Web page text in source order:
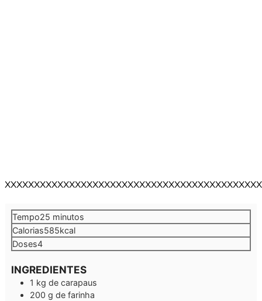
Tempo25 minutos
minutos
Calorias585kcal
Doses4
INGREDIENTES
1 kg de carapaus
200 g de farinha